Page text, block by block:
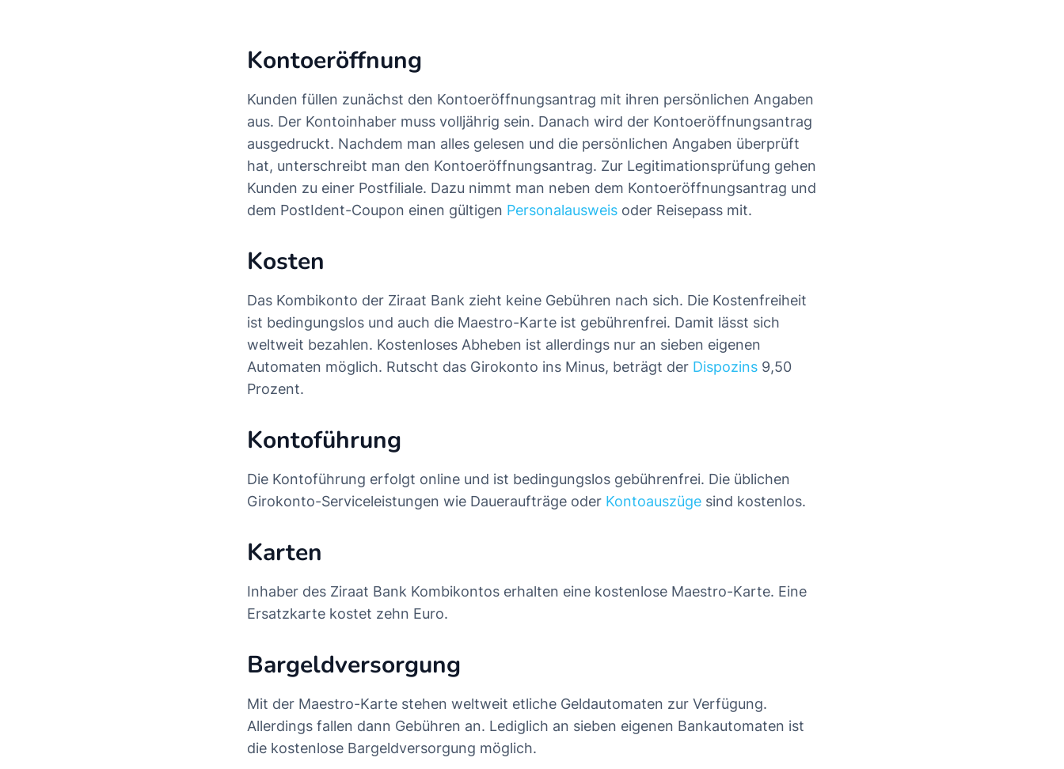
Kontoeröffnung
Kunden füllen zunächst den Kontoeröffnungsantrag mit ihren persönlichen Angaben
aus. Der Kontoinhaber muss volljährig sein. Danach wird der Kontoeröffnungsantrag
ausgedruckt. Nachdem man alles gelesen und die persönlichen Angaben überprüft
hat, unterschreibt man den Kontoeröffnungsantrag. Zur Legitimationsprüfung gehen
Kunden zu einer Postfiliale. Dazu nimmt man neben dem Kontoeröffnungsantrag und
dem PostIdent-Coupon einen gültigen Personalausweis oder Reisepass mit.
Kosten
Das Kombikonto der Ziraat Bank zieht keine Gebühren nach sich. Die Kostenfreiheit
ist bedingungslos und auch die Maestro-Karte ist gebührenfrei. Damit lässt sich
weltweit bezahlen. Kostenloses Abheben ist allerdings nur an sieben eigenen
Automaten möglich. Rutscht das Girokonto ins Minus, beträgt der Dispozins 9,50
Prozent.
Kontoführung
Die Kontoführung erfolgt online und ist bedingungslos gebührenfrei. Die üblichen
Girokonto-Serviceleistungen wie Daueraufträge oder Kontoauszüge sind kostenlos.
Karten
Inhaber des Ziraat Bank Kombikontos erhalten eine kostenlose Maestro-Karte. Eine
Ersatzkarte kostet zehn Euro.
Bargeldversorgung
Mit der Maestro-Karte stehen weltweit etliche Geldautomaten zur Verfügung.
Allerdings fallen dann Gebühren an. Lediglich an sieben eigenen Bankautomaten ist
die kostenlose Bargeldversorgung möglich.